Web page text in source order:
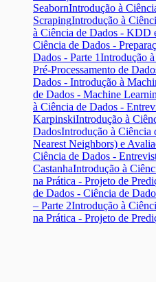
SeabornIntrodução à
ScrapingIntrodução à
à Ciência de Dados - KDD
Ciência de Dados -
Dados - Parte 1Introdução
Pré-Processamento de
Dados - Introdução à
de Dados - Machine
à Ciência de Dados -
KarpinskiIntrodução à
DadosIntrodução à
Nearest Neighbors) e
Ciência de Dados -
CastanhaIntrodução à
na Prática - Projeto de
de Dados - Ciência de
– Parte 2Introdução à
na Prática - Projeto de